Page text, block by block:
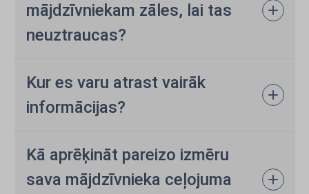
mājdzīvniekam zāles, lai tas
neuztraucas?
Kur es varu atrast vairāk
informācijas?
Kā aprēķināt pareizo izmēru
sava mājdzīvnieka ceļojuma